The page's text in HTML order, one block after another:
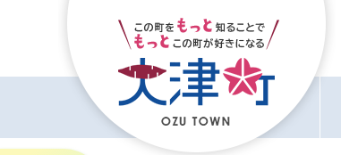
の
で
ー
ば